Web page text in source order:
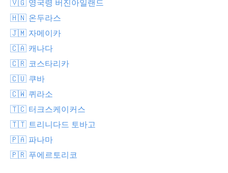
🇻🇬 영국령 버진아일랜드
🇭🇳 온두라스
🇯🇲 자메이카
🇨🇦 캐나다
🇨🇷 코스타리카
🇨🇺 쿠바
🇨🇼 퀴라소
🇹🇨 터크스케이커스
🇹🇹 트리니다드 토바고
🇵🇦 파나마
🇵🇷 푸에르토리코